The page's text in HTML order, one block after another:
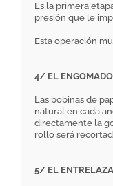
Es la primera
presión que le
Esta operación
4/ EL ENGOMADO
Las bobinas de
natural en cada
directamente la
rollo será
5/ EL